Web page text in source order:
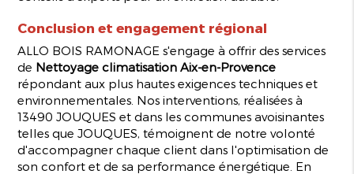
Conclusion et engagement régional
ALLO BOIS RAMONAGE s'engage à offrir des services
de Nettoyage climatisation Aix-en-Provence
répondant aux plus hautes exigences techniques et
environnementales. Nos interventions, réalisées à
13490 JOUQUES et dans les communes avoisinantes
telles que JOUQUES, témoignent de notre volonté
d'accompagner chaque client dans l'optimisation de
son confort et de sa performance énergétique. En